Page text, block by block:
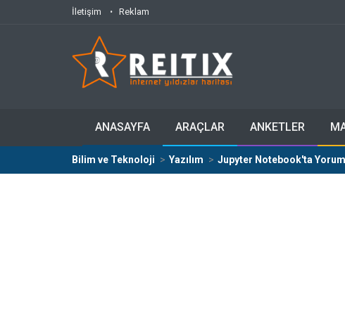
İletişim Reklam
ANASAYFA ARAÇLAR ANKETLER
Bilim ve Teknoloji Yazılım Jupyter Notebook'ta